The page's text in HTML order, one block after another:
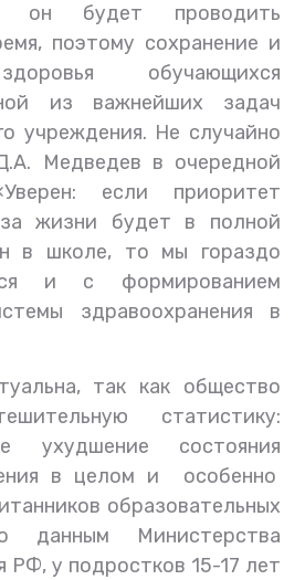
он будет проводить
поэтому сохранение и
обучающихся
из важнейших задач
учреждения. Не случайно
Медведев в очередной
если приоритет
жизни будет в полной
в школе, то мы гораздо
и с формированием
здравоохранения в
так как общество
статистику:
ухудшение состояния
в целом и особенно
образовательных
данным Министерства
РФ, у подростков 15-17 лет